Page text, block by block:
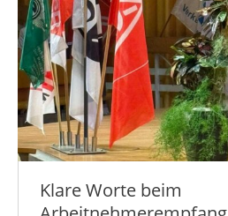
Klare Worte beim